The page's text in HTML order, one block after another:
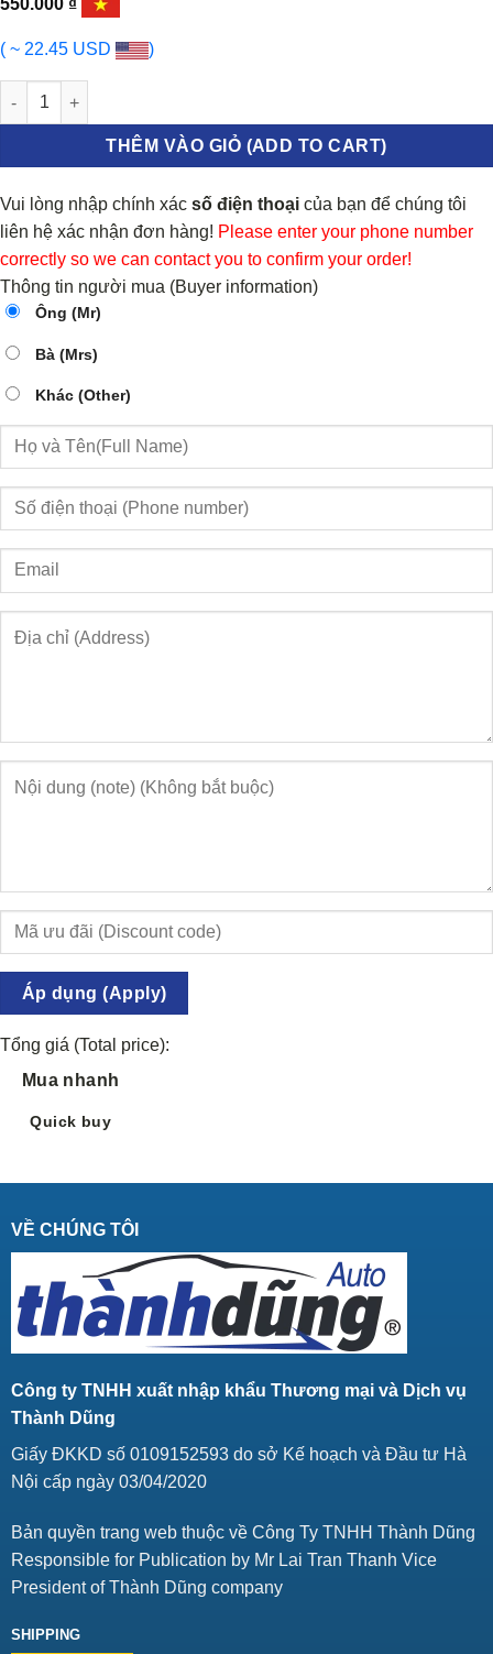
( ~ 22.45 USD )
BÁT BÈO GIẢM XÓC FORD FOCUS số lượng
THÊM VÀO GIỎ (ADD TO CART)
Vui lòng nhập chính xác số điện thoại của bạn để chúng tôi
liên hệ xác nhận đơn hàng! Please enter your phone number
correctly so we can contact you to confirm your order!
Thông tin người mua (Buyer information)
Ông (Mr)
Bà (Mrs)
Khác (Other)
Áp dụng (Apply)
Tổng giá (Total price):
Mua nhanh
Quick buy
VỀ CHÚNG TÔI
Công ty TNHH xuất nhập khẩu Thương mại và Dịch vụ
Thành Dũng
Giấy ĐKKD số 0109152593 do sở Kế hoạch và Đầu tư Hà
Nội cấp ngày 03/04/2020
Bản quyền trang web thuộc về Công Ty TNHH Thành Dũng
Responsible for Publication by Mr Lai Tran Thanh Vice
President of Thành Dũng company
SHIPPING